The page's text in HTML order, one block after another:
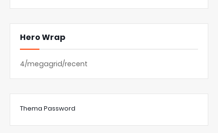
Hero Wrap
4/megagrid/recent
Thema Password